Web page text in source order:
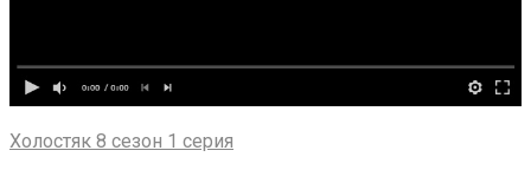
Холостяк 8 сезон 1 серия